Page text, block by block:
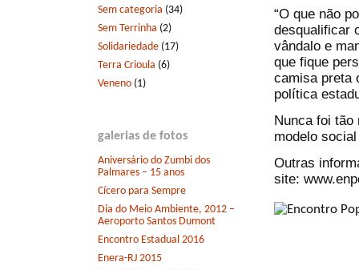
Sem categoria (34)
Sem Terrinha (2)
Solidariedade (17)
Terra Crioula (6)
Veneno (1)
galerias de fotos
Aniversário do Zumbi dos
Palmares – 15 anos
Cícero para Sempre
Dia do Meio Ambiente, 2012 –
Aeroporto Santos Dumont
Encontro Estadual 2016
Enera-RJ 2015
“O que não
desqualificar
vândalo e
que fique
camisa preta
política
Nunca foi tão
modelo
Outras
site: